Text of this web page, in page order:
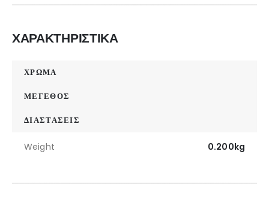
ΧΑΡΑΚΤΗΡΙΣΤΙΚΑ
ΧΡΩΜΑ
ΜΕΓΕΘΟΣ
ΔΙΑΣΤΑΣΕΙΣ
Weight 0.200kg